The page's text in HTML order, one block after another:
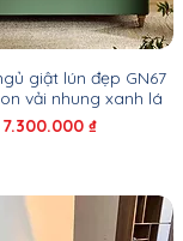
giật lún đẹp GN67
vải nhung xanh lá
Giá
7.300.000 ₫